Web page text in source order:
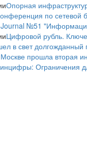
Опорная
по сетевой
№51
Цифровой рубль.
в свет долгожданный
прошла вторая
Ограничения